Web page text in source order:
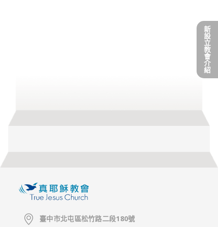
新
設
立
教
會
介
紹
臺中市北屯區松竹路二段180號